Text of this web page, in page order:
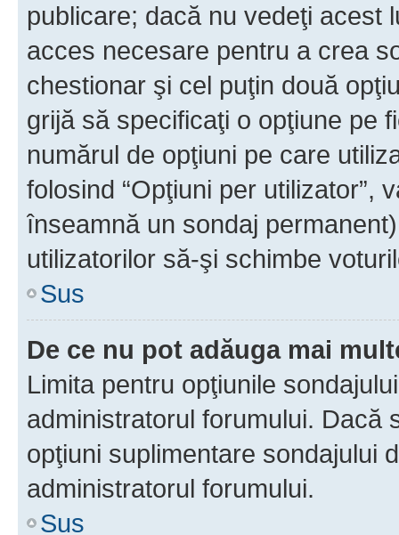
publicare; dacă nu vedeţi acest
acces necesare pentru a crea
chestionar şi cel puţin două
grijă să specificaţi o opţiune pe
numărul de opţiuni pe care
folosind “Opţiuni per utilizator”,
înseamnă un sondaj
utilizatorilor să-şi schimbe
Sus
De ce nu pot adăuga mai
Limita pentru opţiunile
administratorul forumului. Dacă
opţiuni suplimentare sondajului
administratorul forumului.
Sus